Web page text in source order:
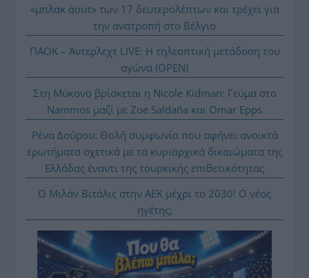
«μπλακ άουτ» των 17 δευτερολέπτων και τρέχει για
την ανατροπή στο Βέλγιο
ΠΑΟΚ – Άντερλεχτ LIVE: Η τηλεοπτική μετάδοση του
αγώνα (OPEN)
Στη Μύκονο βρίσκεται η Nicole Kidman: Γεύμα στο
Nammos μαζί με Zoe Saldaña και Omar Epps
Ρένα Δούρου: Θολή συμφωνία που αφήνει ανοικτά
ερωτήματα σχετικά με τα κυριαρχικά δικαιώματα της
Ελλάδας έναντι της τουρκικής επιθετικότητας
Ο Μιλάν Βιτάλις στην ΑΕΚ μέχρι το 2030! Ο νέος
ηγέτης;